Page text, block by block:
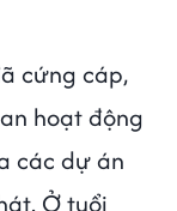
cứng cáp,
hoạt động
các dự án
Ở tuổi